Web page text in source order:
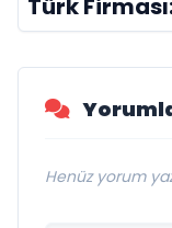
Türk
Henüz yorum